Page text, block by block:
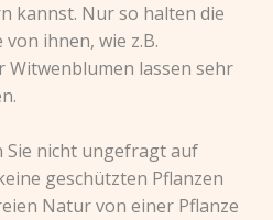
kannst. Nur so halten die
ihnen, wie z.B.
Witwenblumen lassen sehr
Sie nicht ungefragt auf
geschützten Pflanzen
Natur von einer Pflanze